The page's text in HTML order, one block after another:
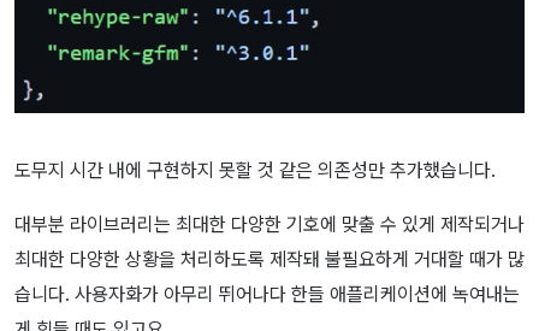
도무지 시간 내에 구현하지 못할 것 같은 의존성만 추가했습니다.
대부분 라이브러리는 최대한 다양한 기호에 맞출 수 있게 제작되거나
최대한 다양한 상황을 처리하도록 제작돼 불필요하게 거대할 때가 많
습니다. 사용자화가 아무리 뛰어나다 한들 애플리케이션에 녹여내는